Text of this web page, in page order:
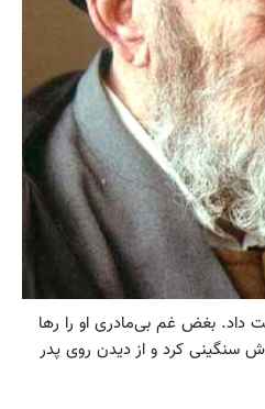
دست داد. بغض غم بی‌مادری او را رها
سنگینی کرد و از دیدن روی پدر